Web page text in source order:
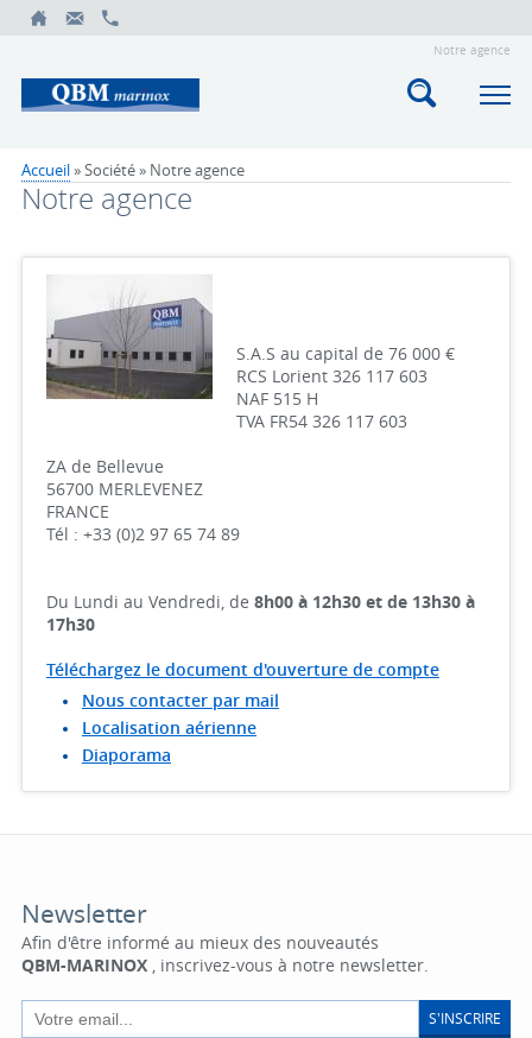
Notre agence
Accueil» Société » Notre agence
Notre agence
S.A.S au capital de 76 000 €
RCS Lorient 326 117 603
NAF 515 H
TVA FR54 326 117 603
ZA de Bellevue
56700 MERLEVENEZ
FRANCE
Tél : +33 (0)2 97 65 74 89
Du Lundi au Vendredi, de 8h00 à 12h30 et de 13h30 à
17h30
Téléchargez le document d'ouverture de compte
Nous contacter par mail
Localisation aérienne
Diaporama
Newsletter
Afin d'être informé au mieux des nouveautés
QBM-MARINOX, inscrivez-vous à notre newsletter.
S'INSCRIRE